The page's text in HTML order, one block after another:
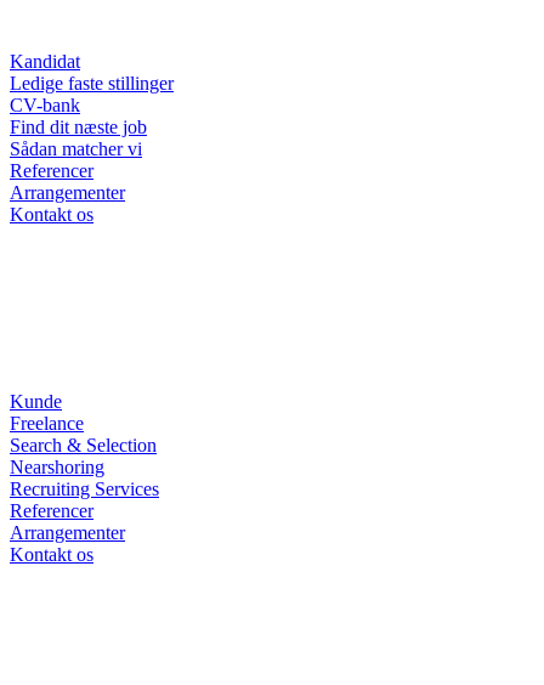
Kandidat
Ledige faste stillinger
CV-bank
Find dit næste job
Sådan matcher vi
Referencer
Arrangementer
Kontakt os
Kunde
Freelance
Search & Selection
Nearshoring
Recruiting Services
Referencer
Arrangementer
Kontakt os